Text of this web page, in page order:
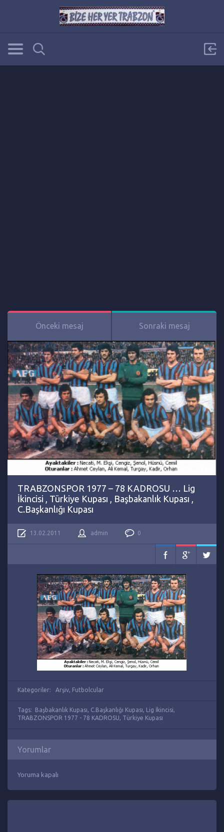
Önceki mesaj Sonraki mesaj
TRABZONSPOR 1977 – 78 KADROSU … Lig
İkincisi , Türkiye Kupası , Başbakanlık Kupası ,
C.Başkanlığı Kupası
13.02.2011 admin 0
Kategoriler: Arşiv, Futbolcular
Tags: Başbakanlık Kupası, C.Başkanlığı Kupası, Lig İkincisi,
TRABZONSPOR 1977 - 78 KADROSU, Türkiye Kupası
Yorumlar
Yoruma kapalı